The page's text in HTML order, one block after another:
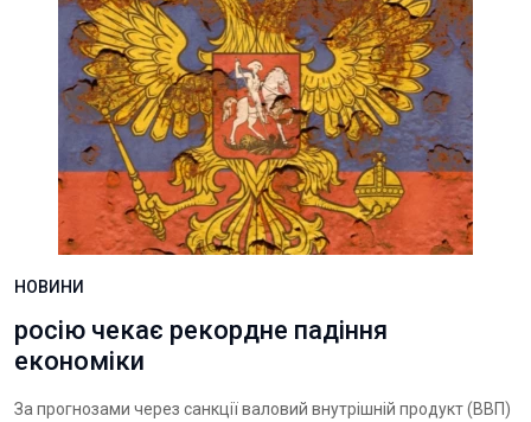
НОВИНИ
росію чекає рекордне падіння
економіки
За прогнозами через санкції валовий внутрішній продукт (ВВП)